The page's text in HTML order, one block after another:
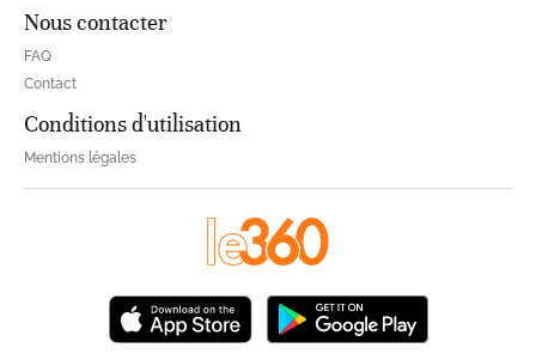
Nous contacter
FAQ
Contact
Conditions d'utilisation
Mentions légales